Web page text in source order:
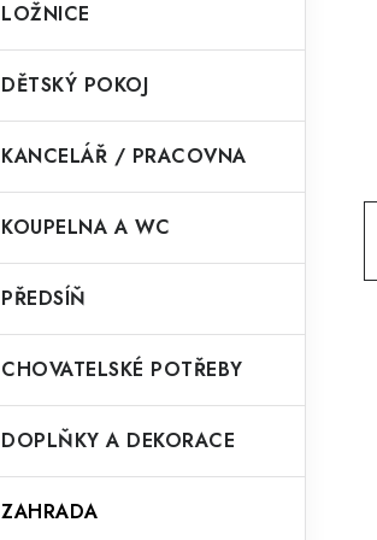
LOŽNICE
DĚTSKÝ POKOJ
KANCELÁŘ / PRACOVNA
KOUPELNA A WC
PŘEDSÍŇ
CHOVATELSKÉ POTŘEBY
DOPLŇKY A DEKORACE
ZAHRADA